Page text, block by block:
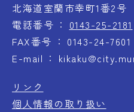
北海道室蘭市幸町1番2号
電話番号
0143-25-2181
FAX番号
0143-24-7601
E-mail
リンク
個人情報の取り扱い